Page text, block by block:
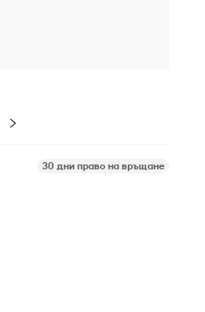
30 дни право на връщане